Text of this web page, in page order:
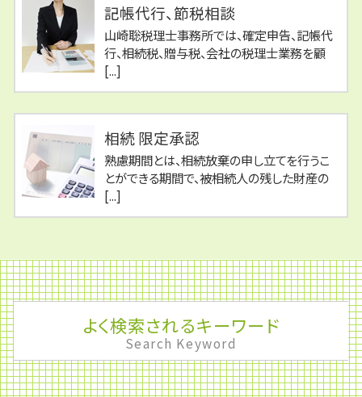
記帳代行、節税相談
山崎聡税理士事務所では、確定申告、記帳代
行、相続税、贈与税、会社の税理士業務を顧
[...]
相続 限定承認
熟慮期間とは、相続放棄の申し立てを行うこ
とができる期間で、被相続人の残した財産の
[...]
よく検索されるキーワード
Search Keyword